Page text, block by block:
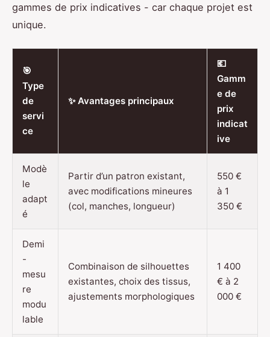
gammes de prix indicatives - car chaque projet est
unique.
🎯
Type
de
servi
ce
✨ Avantages principaux
💶
Gamm
e de
prix
indicat
ive
Modè
le
adapt
é
Partir d’un patron existant,
avec modifications mineures
(col, manches, longueur)
550 €
à 1
350 €
Demi
-
mesu
re
modu
lable
Combinaison de silhouettes
existantes, choix des tissus,
ajustements morphologiques
1 400
€ à 2
000 €